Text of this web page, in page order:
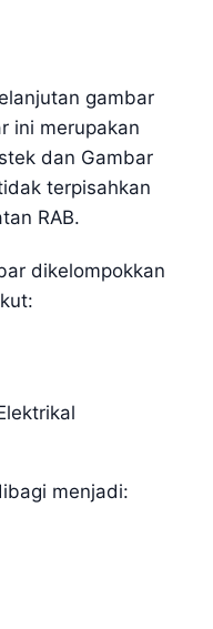
gambar
ini merupakan
dan Gambar
terpisahkan
RAB.
dikelompokkan
menjadi: